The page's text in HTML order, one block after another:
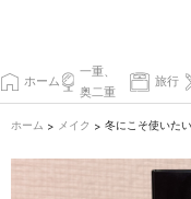
ホーム
一重、
奥二重
旅行
ホーム > メイク > 冬にこそ使いた